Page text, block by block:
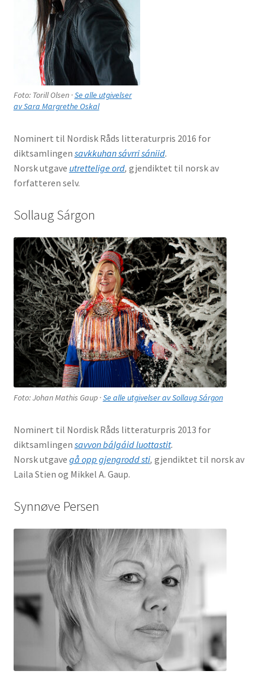
Foto: Torill Olsen ·Se alle utgivelser
av Sara Margrethe Oskal
Nominert til Nordisk Råds litteraturpris 2016 for
diktsamlingen savkkuhan sávrri sániid.
Norsk utgave utrettelige ord, gjendiktet til norsk av
forfatteren selv.
Sollaug Sárgon
Foto: Johan Mathis Gaup ·Se alle utgivelser av Sollaug Sárgon
Nominert til Nordisk Råds litteraturpris 2013 for
diktsamlingen savvon bálgáid luottastit.
Norsk utgave gå opp gjengrodd sti, gjendiktet til norsk av
Laila Stien og Mikkel A. Gaup.
Synnøve Persen